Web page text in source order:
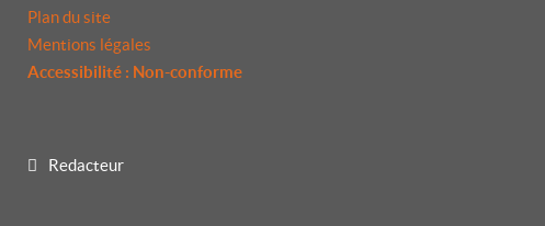
Plan du site
Mentions légales
Accessibilité : Non-conforme
Redacteur